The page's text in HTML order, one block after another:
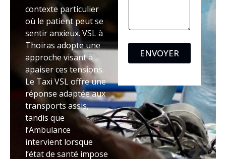
contexte particulier
où le patient peut se
sentir anxieux. VSL à
Thoiras adopte une
approche visant à
apaiser ces tensions.
Le Taxi VSL offre une
réponse adaptée aux
transports assis,
tandis que
l’Ambulance
intervient lorsque
l’état de santé impose
ENVOYER